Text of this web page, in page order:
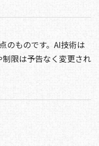
のものです。AI技術は
限は予告なく変更され